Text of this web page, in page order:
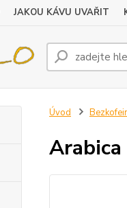
JAKOU KÁVU UVAŘIT
Úvod